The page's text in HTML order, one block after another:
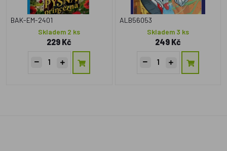
BAK-EM-2401
Skladem 2 ks
229 Kč
ALB56053
Skladem 3 ks
249 Kč